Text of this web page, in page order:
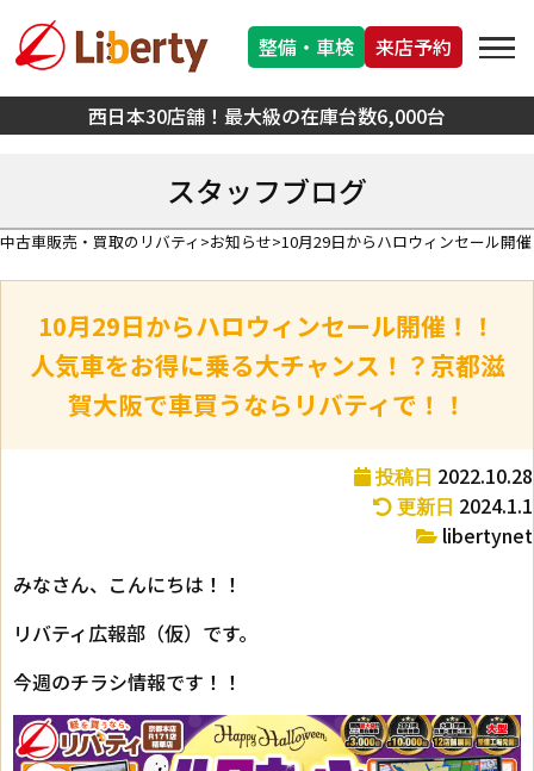
西日本30店舗！最大級の在庫台数6,000台
整備・車検 来店予約
スタッフブログ
中古車販売・買取のリバティ お知らせ 10月29日からハロウィンセール開
10月29日からハロウィンセール開催！！
人気車をお得に乗る大チャンス！？京都滋
賀大阪で車買うならリバティで！！
投稿日 2022.10.28
更新日 2024.1.1
libertynet
みなさん、こんにちは！！
リバティ広報部（仮）です。
今週のチラシ情報です！！